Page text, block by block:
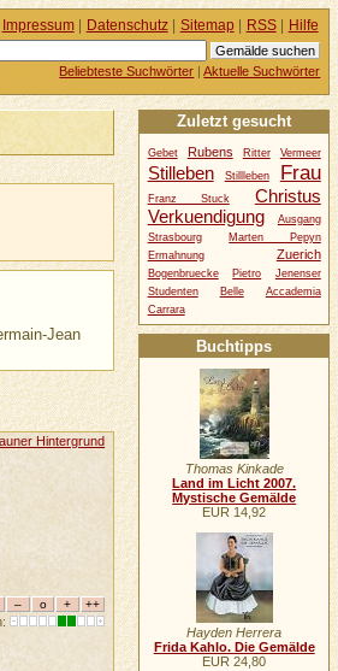
Jean
Hintergrund
Impressum| Datenschutz| Sitemap| RSS| Hilfe
Beliebteste Suchwörter |Aktuelle Suchwörter
Zuletzt gesucht
Gebet Rubens Ritter Vermeer
Stilleben Stillleben Frau
Franz Stuck
Christus
Verkuendigung
Ausgang
Strasbourg
Marten Pepyn
Ermahnung
Zuerich
Bogenbruecke Pietro
Jenenser
Studenten
Belle
Accademia
Carrara
Buchtipps
Thomas Kinkade
Land im Licht 2007.
Mystische Gemälde
EUR 14,92
Hayden Herrera
Frida Kahlo. Die Gemälde
EUR 24,80